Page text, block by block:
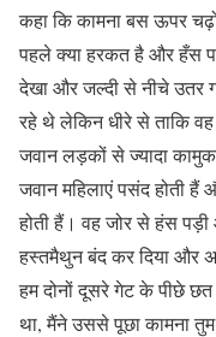
कहा कि कामना बस ऊपर
पहले क्या हरकत है और हँस
देखा और जल्दी से नीचे उतर
रहे थे लेकिन धीरे से ताकि
जवान लड़कों से ज्यादा
जवान महिलाएं पसंद होती
होती हैं। वह जोर से हंस
हस्तमैथुन बंद कर दिया और
हम दोनों दूसरे गेट के पीछे
था, मैंने उससे पूछा कामना तुम